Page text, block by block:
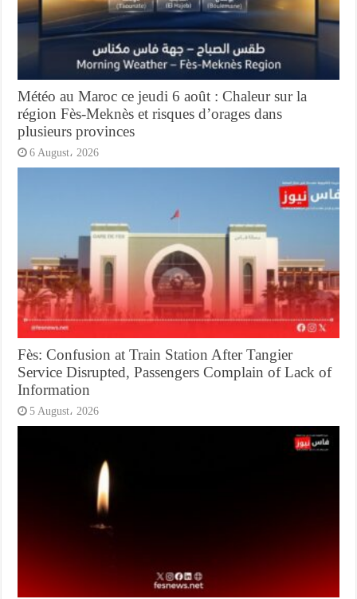
Météo au Maroc ce jeudi 6 août : Chaleur sur la
région Fès-Meknès et risques d’orages dans
plusieurs provinces
6 August، 2026
Fès: Confusion at Train Station After Tangier
Service Disrupted, Passengers Complain of Lack of
Information
5 August، 2026